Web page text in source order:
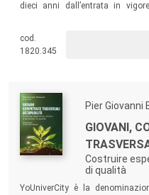
dieci anni dall’entrata in
L’obiettivo è di fornire la
soprattutto da parte di coloro
cittadinanza istituito dalla
cod.
1820.345
Pier Giovanni
GIOVANI,
Costruire
di qualità
YoUniverCity è la